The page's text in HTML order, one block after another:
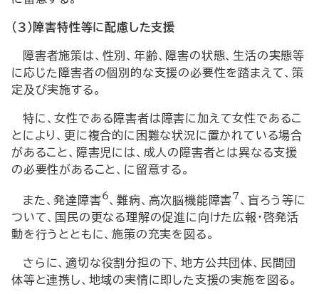
（３）障害特性等に配慮した支援
障害者施策は、性別、年齢、障害の状態、生活の実態等
に応じた障害者の個別的な支援の必要性を踏まえて、策
定及び実施する。
特に、女性である障害者は障害に加えて女性であるこ
とにより、更に複合的に困難な状況に置かれている場合
があること、障害児には、成人の障害者とは異なる支援
の必要性があること、に留意する。
また、発達障害6、難病、高次脳機能障害7、盲ろう等に
ついて、国民の更なる理解の促進に向けた広報・啓発活
動を行うとともに、施策の充実を図る。
さらに、適切な役割分担の下、地方公共団体、民間団
体等と連携し、地域の実情に即した支援の実施を図る。